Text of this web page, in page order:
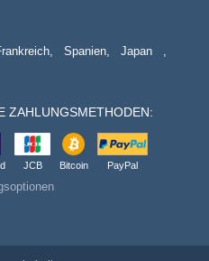
Spanien, Japan
,
ZAHLUNGSMETHODEN:
JCB Bitcoin PayPal